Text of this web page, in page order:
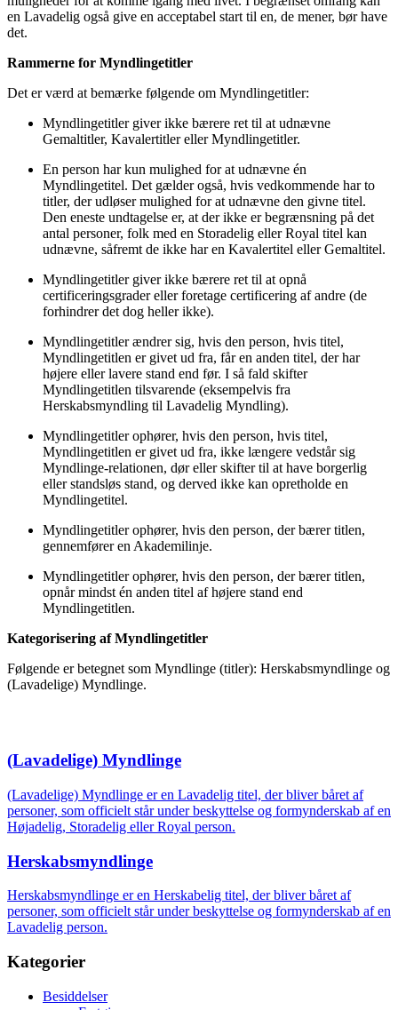
en Lavadelig også give en acceptabel start til en, de mener, bør have
det.
Rammerne for Myndlingetitler
Det er værd at bemærke følgende om Myndlingetitler:
Myndlingetitler giver ikke bærere ret til at udnævne
Gemaltitler, Kavalertitler eller Myndlingetitler.
En person har kun mulighed for at udnævne én
Myndlingetitel. Det gælder også, hvis vedkommende har to
titler, der udløser mulighed for at udnævne den givne titel.
Den eneste undtagelse er, at der ikke er begrænsning på det
antal personer, folk med en Storadelig eller Royal titel kan
udnævne, såfremt de ikke har en Kavalertitel eller Gemaltitel.
Myndlingetitler giver ikke bærere ret til at opnå
certificeringsgrader eller foretage certificering af andre (de
forhindrer det dog heller ikke).
Myndlingetitler ændrer sig, hvis den person, hvis titel,
Myndlingetitlen er givet ud fra, får en anden titel, der har
højere eller lavere stand end før. I så fald skifter
Myndlingetitlen tilsvarende (eksempelvis fra
Herskabsmyndling til Lavadelig Myndling).
Myndlingetitler ophører, hvis den person, hvis titel,
Myndlingetitlen er givet ud fra, ikke længere vedstår sig
Myndlinge-relationen, dør eller skifter til at have borgerlig
eller standsløs stand, og derved ikke kan opretholde en
Myndlingetitel.
Myndlingetitler ophører, hvis den person, der bærer titlen,
gennemfører en Akademilinje.
Myndlingetitler ophører, hvis den person, der bærer titlen,
opnår mindst én anden titel af højere stand end
Myndlingetitlen.
Kategorisering af Myndlingetitler
Følgende er betegnet som Myndlinge (titler): Herskabsmyndlinge og
(Lavadelige) Myndlinge.
(Lavadelige) Myndlinge
(Lavadelige) Myndlinge er en Lavadelig titel, der bliver båret af
personer, som officielt står under beskyttelse og formynderskab af en
Højadelig, Storadelig eller Royal person.
Herskabsmyndlinge
Herskabsmyndlinge er en Herskabelig titel, der bliver båret af
personer, som officielt står under beskyttelse og formynderskab af en
Lavadelig person.
Kategorier
Besiddelser